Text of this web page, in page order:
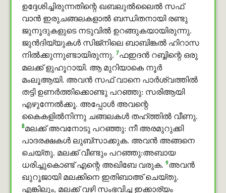
ഉദ്ദേശിച്ചിരുന്നതിന്റെ ഖബലുൽലൈൽ സഫ്
വാൻ ഇരുചങ്ങലകളാല്‍ ബന്ധിതനായി രണ്ടു
ജുനൂദുകളുടെ നടുവിൽ ഉറങ്ങുകയായിരുന്നു.
ജുൻദിയ്യുകൾ സിജ്നിലെ ബാബിങ്കൽ ഹിറാസ
നില്‍ക്കുന്നുണ്ടായിരുന്നു. 7ഫഇദൻ റബ്ബിന്റെ ഒരു
മലക്ക് ളുഹൂറായി. ആ മുറിയാകെ നൂർ
മംലൂആയി. അവന്‍ സഫ് വാനെ പാര്‍ശ്വത്തില്‍
തട്ടി ഉണര്‍ത്തിക്കൊണ്ടു പറഞ്ഞു: സരിആയി
എഴുന്നേല്‍ക്കൂ. അപ്പോള്‍ അവന്റെ
കൈകളില്‍നിന്നു ചങ്ങലകള്‍ തഹ്ത്തിൽ വീണു.
8മലക്ക് അവനോടു പറഞ്ഞു: നീ അരമുറുക്കി
പാദരക്ഷകള്‍ ലുബ്സാക്കുക. അവന്‍ അങ്ങനെ
ചെയ്തു. മലക്ക് വീണ്ടും പറഞ്ഞു:അബായ
ധരിച്ചുകൊണ്ട് എന്റെ അഖിബേ വരുക. 9അവന്‍
ഖുറൂജായി മലക്കിനെ ഇതിബാഅ് ചെയ്തു.
എങ്കിലും, മലക്ക് വഴി സംഭവിച്ച ഇക്കാര്യം